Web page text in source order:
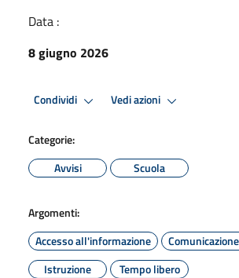
Data :
8 giugno 2026
Condividi Vedi azioni
Categorie:
Avvisi
Scuola
Argomenti:
Accesso all'informazione
Istruzione
Tempo libero